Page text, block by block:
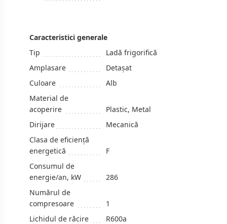
Caracteristici generale
Tip
Ladă frigorifică
Amplasare
Detașat
Culoare
Alb
Material de
acoperire
Plastic, Metal
Dirijare
Mecanică
Clasa de eficiență
energetică
F
Consumul de
energie/an, kW
286
Numărul de
compresoare
1
Lichidul de răcire
R600a